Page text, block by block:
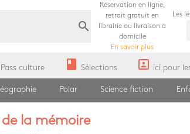
search
Réservation en ligne,
retrait gratuit en
librairie ou livraison à
domicile
En savoir plus
Les
Pass culture book Sélections portrait ici pour
Polar Science fiction
de la mémoire